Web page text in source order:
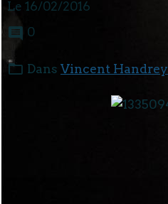
Le 16/02/2016
0
Dans Vincent Handrey